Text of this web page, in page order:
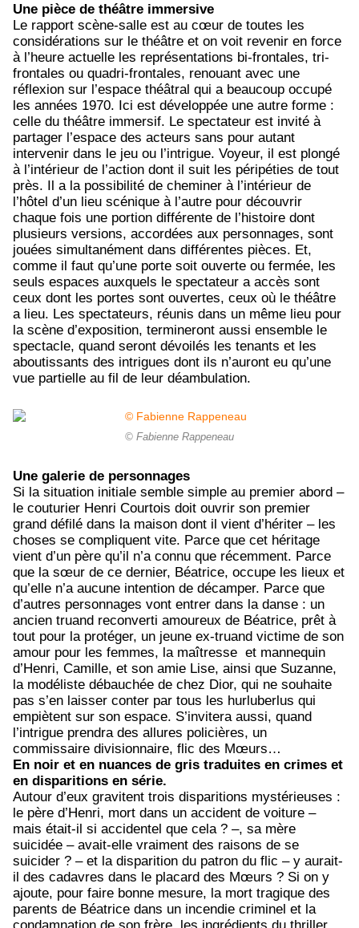
Une pièce de théâtre immersive
Le rapport scène-salle est au cœur de toutes les
considérations sur le théâtre et on voit revenir en force
à l’heure actuelle les représentations bi-frontales, tri-
frontales ou quadri-frontales, renouant avec une
réflexion sur l’espace théâtral qui a beaucoup occupé
les années 1970. Ici est développée une autre forme :
celle du théâtre immersif. Le spectateur est invité à
partager l’espace des acteurs sans pour autant
intervenir dans le jeu ou l’intrigue. Voyeur, il est plongé
à l’intérieur de l’action dont il suit les péripéties de tout
près. Il a la possibilité de cheminer à l’intérieur de
l’hôtel d’un lieu scénique à l’autre pour découvrir
chaque fois une portion différente de l’histoire dont
plusieurs versions, accordées aux personnages, sont
jouées simultanément dans différentes pièces. Et,
comme il faut qu’une porte soit ouverte ou fermée, les
seuls espaces auxquels le spectateur a accès sont
ceux dont les portes sont ouvertes, ceux où le théâtre
a lieu. Les spectateurs, réunis dans un même lieu pour
la scène d’exposition, termineront aussi ensemble le
spectacle, quand seront dévoilés les tenants et les
aboutissants des intrigues dont ils n’auront eu qu’une
vue partielle au fil de leur déambulation.
© Fabienne Rappeneau
Une galerie de personnages
Si la situation initiale semble simple au premier abord –
le couturier Henri Courtois doit ouvrir son premier
grand défilé dans la maison dont il vient d’hériter – les
choses se compliquent vite. Parce que cet héritage
vient d’un père qu’il n’a connu que récemment. Parce
que la sœur de ce dernier, Béatrice, occupe les lieux et
qu’elle n’a aucune intention de décamper. Parce que
d’autres personnages vont entrer dans la danse : un
ancien truand reconverti amoureux de Béatrice, prêt à
tout pour la protéger, un jeune ex-truand victime de son
amour pour les femmes, la maîtresse et mannequin
d’Henri, Camille, et son amie Lise, ainsi que Suzanne,
la modéliste débauchée de chez Dior, qui ne souhaite
pas s’en laisser conter par tous les hurluberlus qui
empiètent sur son espace. S’invitera aussi, quand
l’intrigue prendra des allures policières, un
commissaire divisionnaire, flic des Mœurs…
En noir et en nuances de gris traduites en crimes et
en disparitions en série.
Autour d’eux gravitent trois disparitions mystérieuses :
le père d’Henri, mort dans un accident de voiture –
mais était-il si accidentel que cela ? –, sa mère
suicidée – avait-elle vraiment des raisons de se
suicider ? – et la disparition du patron du flic – y aurait-
il des cadavres dans le placard des Mœurs ? Si on y
ajoute, pour faire bonne mesure, la mort tragique des
parents de Béatrice dans un incendie criminel et la